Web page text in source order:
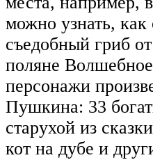
можно узнать, как
съедобный гриб
поляне
персонажи
Пушкина: 33
старухой из
кот на дубе и